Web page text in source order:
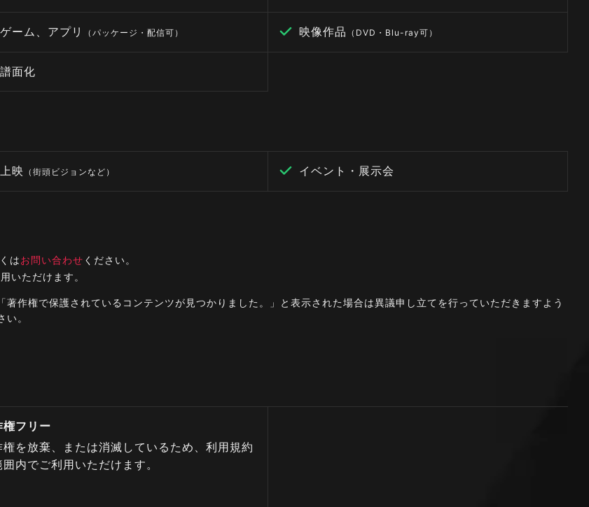
ゲーム、アプリ （パッケージ・配信可） 映像作品 （DVD・Blu-ray可）
譜面化
上映 （街頭ビジョンなど） イベント・展示会
はお問い合わせ ください。
いただけます。
作権で保護されているコンテンツが見つかりました。」と表示された場合は異議申し立てを行っていただきますよう
い。
権フリー
権を放棄、または消滅しているため、利用規約
内でご利用いただけます。